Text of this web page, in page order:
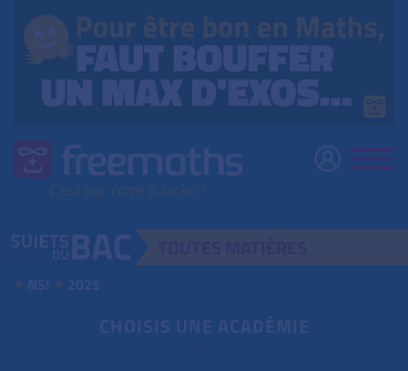
NSI 2025
CHOISIS UNE ACADÉMIE